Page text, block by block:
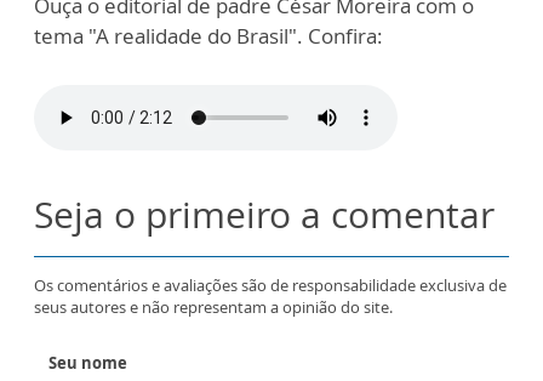
tema "A realidade do Brasil". Confira:
Seja o primeiro a comentar
Os comentários e avaliações são de responsabilidade exclusiva de
seus autores e não representam a opinião do site.
Seu nome